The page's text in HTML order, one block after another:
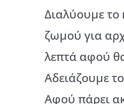
Διαλύουμε το
ζωμού για
λεπτά αφού
Αδειάζουμε
Αφού πάρει